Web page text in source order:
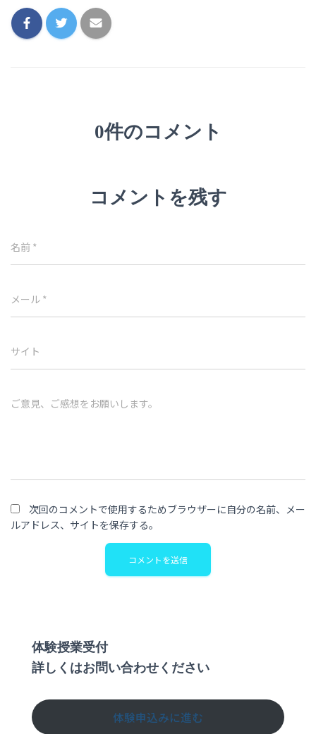
0件のコメント
コメントを残す
名前 *
メール *
サイト
ご意見、ご感想をお願いします。
次回のコメントで使用するためブラウザーに自分の名前、メー
ルアドレス、サイトを保存する。
体験授業受付
詳しくはお問い合わせください
体験申込みに進む